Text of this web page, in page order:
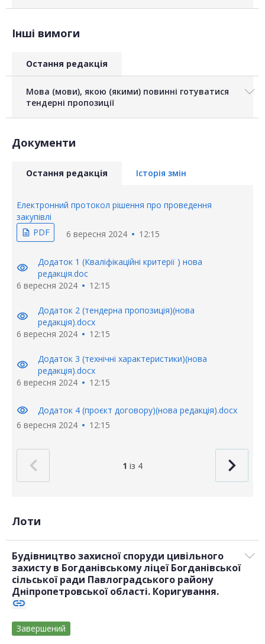
Інші вимоги
Остання редакція
Мова (мови), якою (якими) повинні готуватися
тендерні пропозиції
Документи
Остання редакція Історія змін
Електронний протокол рішення про проведення
закупівлі
description PDF 6 вересня 2024 12:15
visibility
Додаток 1 (Кваліфікаційні критерії ) нова
редакція.doc
6 вересня 2024
12:15
visibility
Додаток 2 (тендерна пропозиція)(нова
редакція).docx
6 вересня 2024
12:15
visibility
Додаток 3 (технічні характеристики)(нова
редакція).docx
6 вересня 2024
12:15
visibility
Додаток 4 (проєкт договору)(нова редакція).docx
6 вересня 2024
12:15
1 із 4
Лоти
Будівництво захисної споруди цивільного
захисту в Богданівському ліцеї Богданівської
сільської ради Павлоградського району
Дніпропетровської області. Коригування.
link
Завершений